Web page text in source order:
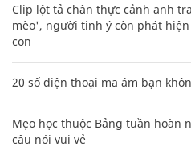
Clip lột tả chân thực cảnh anh
mèo', người tinh ý còn phát
con
20 số điện thoại ma ám bạn
Mẹo học thuộc Bảng tuần hoàn
câu nói vui vẻ